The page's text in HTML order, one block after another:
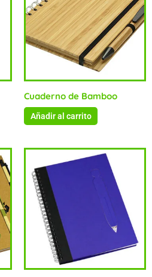
Cuaderno de Bamboo
Añadir al carrito